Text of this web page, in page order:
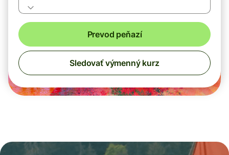
Prevod peňazí
Sledovať výmenný kurz